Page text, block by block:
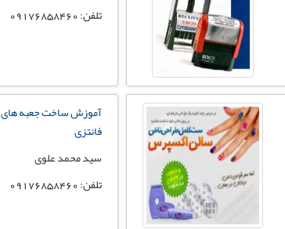
تلفن: 09176858460
آموزش ساخت جعبه های
فانتزی
سید محمد علوی
تلفن: 09176858460